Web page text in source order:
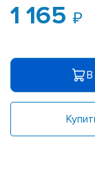
1 165
В